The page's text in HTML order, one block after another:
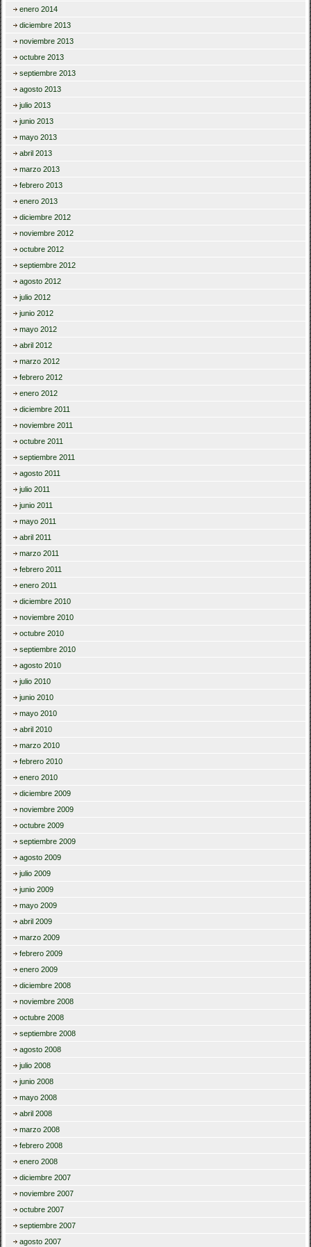
enero 2014
diciembre 2013
noviembre 2013
octubre 2013
septiembre 2013
agosto 2013
julio 2013
junio 2013
mayo 2013
abril 2013
marzo 2013
febrero 2013
enero 2013
diciembre 2012
noviembre 2012
octubre 2012
septiembre 2012
agosto 2012
julio 2012
junio 2012
mayo 2012
abril 2012
marzo 2012
febrero 2012
enero 2012
diciembre 2011
noviembre 2011
octubre 2011
septiembre 2011
agosto 2011
julio 2011
junio 2011
mayo 2011
abril 2011
marzo 2011
febrero 2011
enero 2011
diciembre 2010
noviembre 2010
octubre 2010
septiembre 2010
agosto 2010
julio 2010
junio 2010
mayo 2010
abril 2010
marzo 2010
febrero 2010
enero 2010
diciembre 2009
noviembre 2009
octubre 2009
septiembre 2009
agosto 2009
julio 2009
junio 2009
mayo 2009
abril 2009
marzo 2009
febrero 2009
enero 2009
diciembre 2008
noviembre 2008
octubre 2008
septiembre 2008
agosto 2008
julio 2008
junio 2008
mayo 2008
abril 2008
marzo 2008
febrero 2008
enero 2008
diciembre 2007
noviembre 2007
octubre 2007
septiembre 2007
agosto 2007